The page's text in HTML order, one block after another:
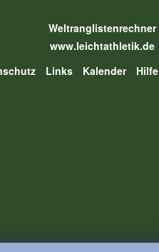
Weltranglistenrechner
www.leichtathletik.de
Links Kalender Hilfe